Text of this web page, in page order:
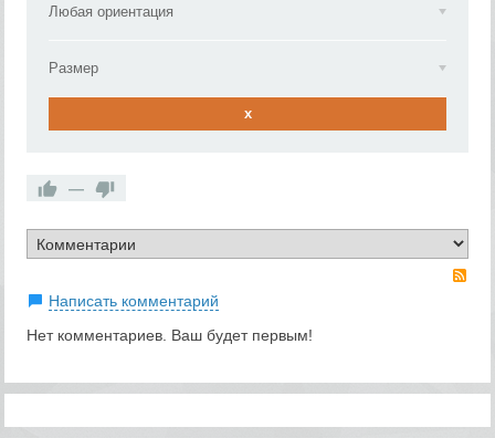
Любая ориентация
Размер
x
—
Написать комментарий
Нет комментариев. Ваш будет первым!